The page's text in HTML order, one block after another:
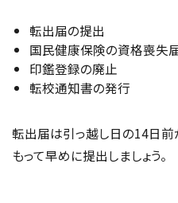
転出届の提出
国民健康保険の資格喪失
印鑑登録の廃止
転校通知書の発行
転出届は引っ越し日の14日前
もって早めに提出しましょう。